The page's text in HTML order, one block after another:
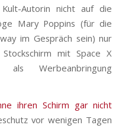
Autorin nicht auf die
Mary Poppins (für die
im Gespräch sein) nur
mit Space X
Werbeanbringung
ihren Schirm gar nicht
vor wenigen Tagen